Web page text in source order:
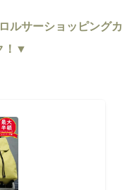
ルサーショッピングカ
！▼